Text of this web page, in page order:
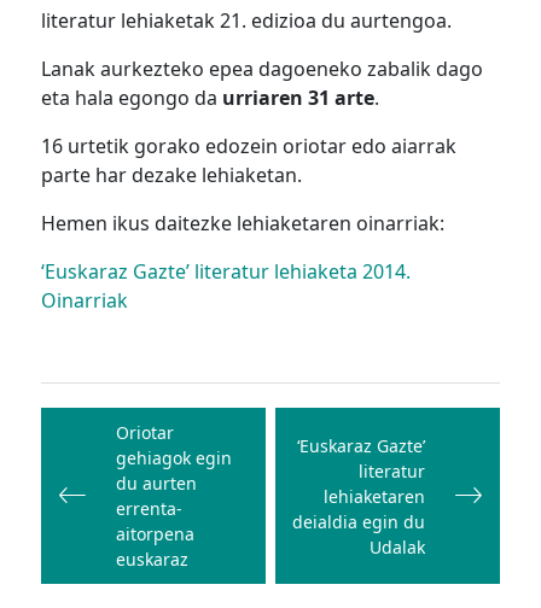
literatur lehiaketak 21. edizioa du aurtengoa.
Lanak aurkezteko epea dagoeneko zabalik dago
eta hala egongo da urriaren 31 arte.
16 urtetik gorako edozein oriotar edo aiarrak
parte har dezake lehiaketan.
Hemen ikus daitezke lehiaketaren oinarriak:
‘Euskaraz Gazte’ literatur lehiaketa 2014.
Oinarriak
Bidalketetan
zehar
nabigatu
Oriotar
gehiagok egin
du aurten
errenta-
aitorpena
euskaraz
‘Euskaraz Gazte’
literatur
lehiaketaren
deialdia egin du
Udalak